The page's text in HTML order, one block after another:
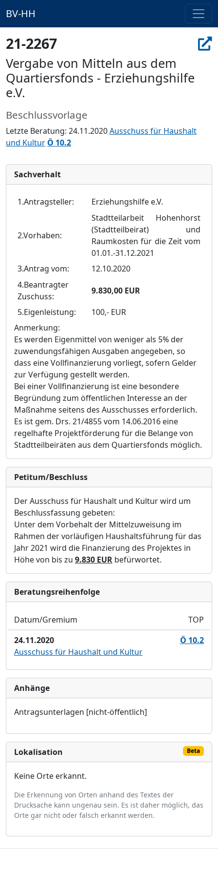
BV-HH
21-2267
Vergabe von Mitteln aus dem
Quartiersfonds - Erziehungshilfe
e.V.
Beschlussvorlage
Letzte Beratung: 24.11.2020Ausschuss für Haushalt
und Kultur Ö 10.2
Sachverhalt
1.Antragsteller: Erziehungshilfe e.V.
2.Vorhaben:
Stadtteilarbeit Hohenhorst
(Stadtteilbeirat) und
Raumkosten für die Zeit vom
01.01.-31.12.2021
3.Antrag vom:
12.10.2020
4.Beantragter
Zuschuss:
9.830,00 EUR
5.Eigenleistung:
100,- EUR
Anmerkung:
Es werden Eigenmittel von weniger als 5% der
zuwendungsfähigen Ausgaben angegeben, so
dass eine Vollfinanzierung vorliegt, sofern Gelder
zur Verfügung gestellt werden.
Bei einer Vollfinanzierung ist eine besondere
Begründung zum öffentlichen Interesse an der
Maßnahme seitens des Ausschusses erforderlich.
Es ist gem. Drs. 21/4855 vom 14.06.2016 eine
regelhafte Projektförderung für die Belange von
Stadtteilbeiräten aus dem Quartiersfonds möglich.
Petitum/Beschluss
Der Ausschuss für Haushalt und Kultur wird um
Beschlussfassung gebeten:
Unter dem Vorbehalt der Mittelzuweisung im
Rahmen der vorläufigen Haushaltsführung für das
Jahr 2021 wird die Finanzierung des Projektes in
Höhe von bis zu 9.830 EUR befürwortet.
Bera­tungs­reihen­folge
Datum/Gremium
TOP
24.11.2020
Ö 10.2
Ausschuss für Haushalt und Kultur
Anhänge
Antragsunterlagen [nicht-öffentlich]
Lokalisation Beta
Keine Orte erkannt.
Die Erkennung von Orten anhand des Textes der
Drucksache kann ungenau sein. Es ist daher möglich, das
Orte gar nicht oder falsch erkannt werden.